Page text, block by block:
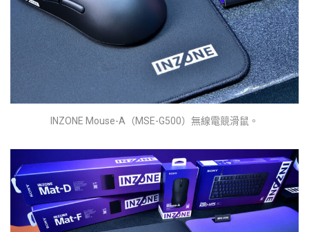
INZONE Mouse-A（MSE-G500）無線電競滑鼠。